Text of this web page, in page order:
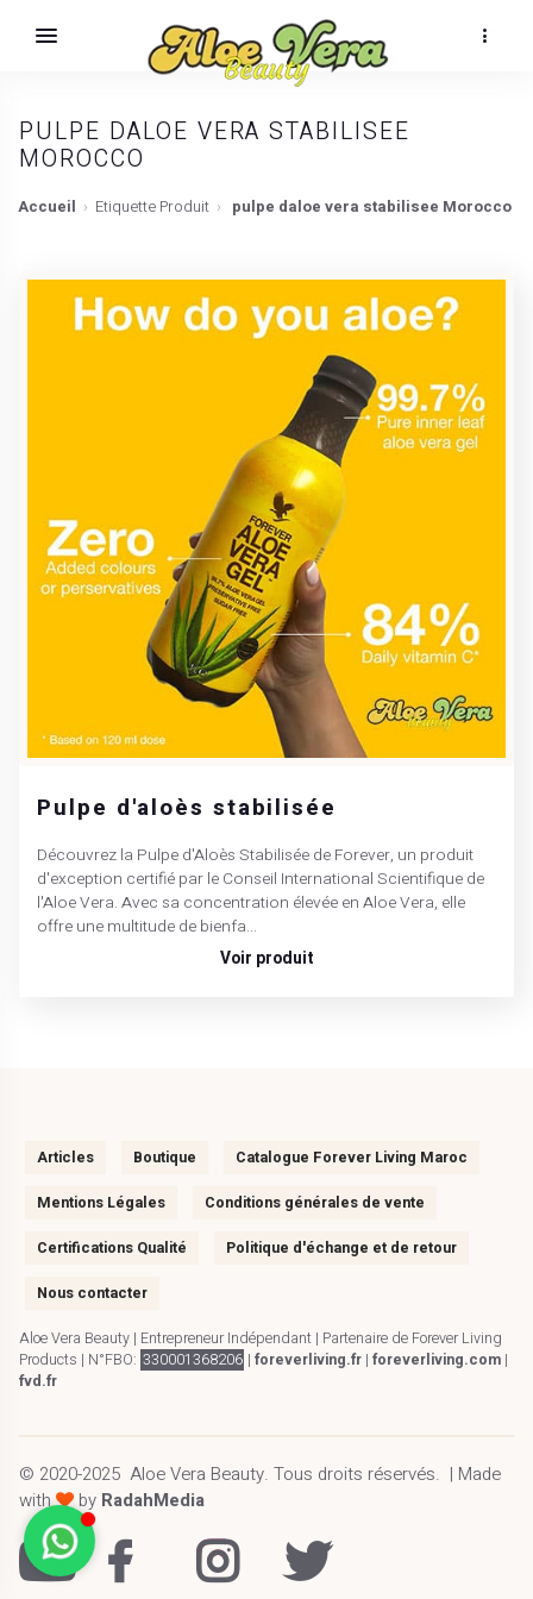
PULPE DALOE VERA STABILISEE
MOROCCO
Accueil Etiquette Produit pulpe daloe vera stabilisee Morocco
Pulpe d'aloès stabilisée
Découvrez la Pulpe d'Aloès Stabilisée de Forever, un produit
d'exception certifié par le Conseil International Scientifique de
l'Aloe Vera. Avec sa concentration élevée en Aloe Vera, elle
offre une multitude de bienfa...
Voir produit
Articles Boutique Catalogue Forever Living Maroc
Mentions Légales Conditions générales de vente
Certifications Qualité Politique d'échange et de retour
Nous contacter
Aloe Vera Beauty | Entrepreneur Indépendant | Partenaire de Forever Living
Products | N°FBO: 330001368206 | foreverliving.fr| foreverliving.com|
fvd.fr
© 2020-2025 Aloe Vera Beauty.Tous droits réservés. | Made
with
by RadahMedia